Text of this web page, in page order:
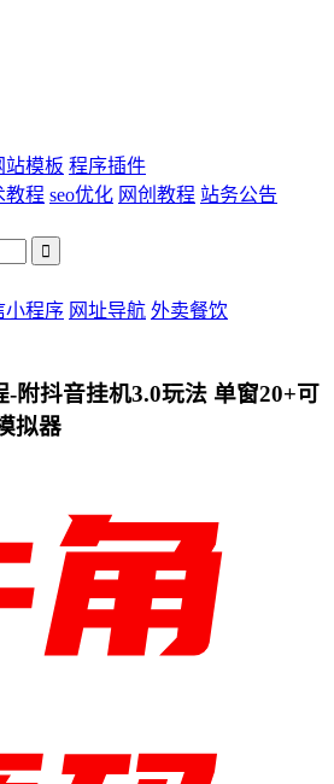
站模板 程序插件
教程 seo优化 网创教程 站务公告
小程序 网址导航 外卖餐饮
附抖音挂机3.0玩法 单窗20+可
拟器